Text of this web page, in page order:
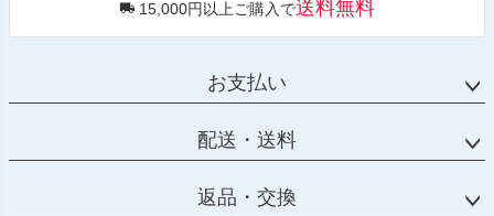
15,000円以上ご購入で送料無料
お支払い
配送・送料
返品・交換